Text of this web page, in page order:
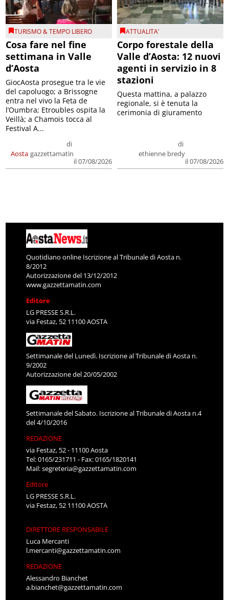
TURISMO & TEMPO LIBERO
Cosa fare nel fine
settimana in Valle
d’Aosta
Aosta
di
gazzettamatin
il 07/08/2026
GiocAosta prosegue tra le vie
del capoluogo; a Brissogne
entra nel vivo la Feta de
l’Oumbra; Etroubles ospita la
Veillà; a Chamois tocca al
Festival A...
ATTUALITA'
Corpo forestale della
Valle d’Aosta: 12 nuovi
agenti in servizio in 8
stazioni
di
ethienne bredy
il 07/08/2026
Questa mattina, a palazzo
regionale, si è tenuta la
cerimonia di giuramento
Quotidiano online Iscrizione al Tribunale di Aosta n.
8/2012
Autorizzazione del 13/12/2012
www.gazzettamatin.com
Editore
LG PRESSE S.R.L.
via Festaz, 52 11100 AOSTA
Settimanale del Lunedì. Iscrizione al Tribunale di Aosta n.
9/2002
Autorizzazione del 20/05/2002
Settimanale del Sabato. Iscrizione al Tribunale di Aosta n.4
del 4/10/2016
REDAZIONE
via Festaz, 52 - 11100 Aosta
Tel: 0165/231711 - Fax: 0165/1820141
Mail:segreteria@gazzettamatin.com
Editore
LG PRESSE S.R.L.
via Festaz, 52 11100 AOSTA
DIRETTORE RESPONSABILE
Luca Mercanti
l.mercanti@gazzettamatin.com
REDAZIONE
Alessandro Bianchet
a.bianchet@gazzettamatin.com